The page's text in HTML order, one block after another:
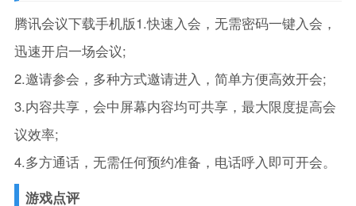
腾讯会议下载手机版1.快速入会，无需密码一键入会，
迅速开启一场会议;
2.邀请参会，多种方式邀请进入，简单方便高效开会;
3.内容共享，会中屏幕内容均可共享，最大限度提高会
议效率;
4.多方通话，无需任何预约准备，电话呼入即可开会。
游戏点评